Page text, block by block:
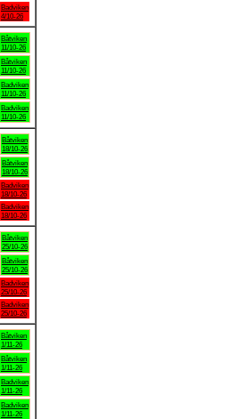
Badviken
4/10-26
Båtviken
11/10-26
Båtviken
11/10-26
Badviken
11/10-26
Badviken
11/10-26
Båtviken
18/10-26
Båtviken
18/10-26
Badviken
18/10-26
Badviken
18/10-26
Båtviken
25/10-26
Båtviken
25/10-26
Badviken
25/10-26
Badviken
25/10-26
Båtviken
1/11-26
Båtviken
1/11-26
Badviken
1/11-26
Badviken
1/11-26